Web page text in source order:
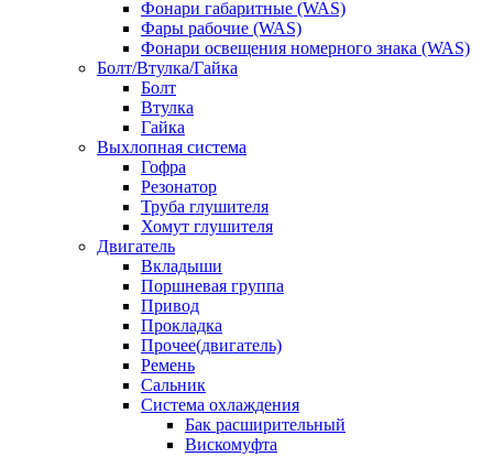
Фонари габаритные (WAS)
Фары рабочие (WAS)
Фонари освещения номерного знака (WAS)
Болт/Втулка/Гайка
Болт
Втулка
Гайка
Выхлопная система
Гофра
Резонатор
Труба глушителя
Хомут глушителя
Двигатель
Вкладыши
Поршневая группа
Привод
Прокладка
Прочее(двигатель)
Ремень
Сальник
Система охлаждения
Бак расширительный
Вискомуфта